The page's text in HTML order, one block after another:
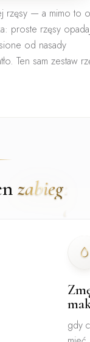
rzęsy — a mimo to
proste rzęsy
od nasady
Ten sam zestaw
zabieg
gdy